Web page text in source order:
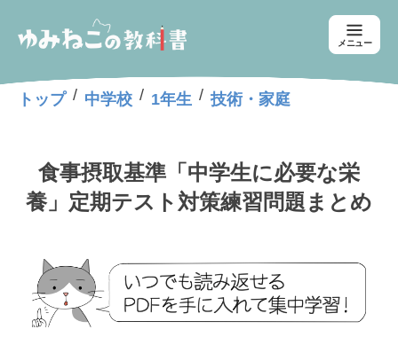
メニュー
トップ / 中学校 / 1年生 / 技術・家庭
食事摂取基準「中学生に必要な栄
養」定期テスト対策練習問題まとめ